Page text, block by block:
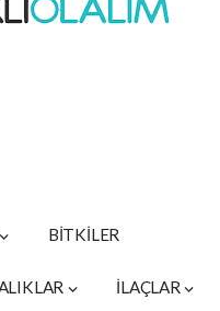
BİTKİLER
İLAÇLAR